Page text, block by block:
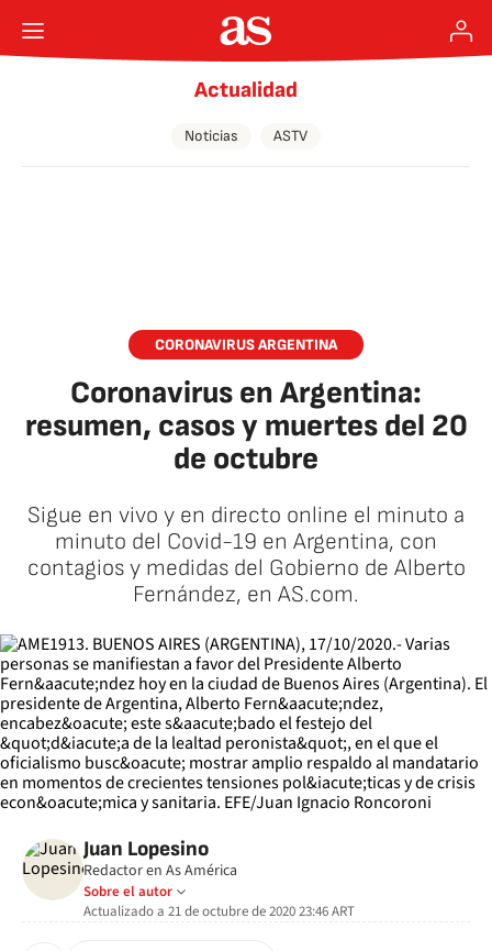
Actualidad
Noticias ASTV
CORONAVIRUS ARGENTINA
Coronavirus en Argentina:
resumen, casos y muertes del 20
de octubre
Sigue en vivo y en directo online el minuto a
minuto del Covid-19 en Argentina, con
contagios y medidas del Gobierno de Alberto
Fernández, en AS.com.
Juan Lopesino
Redactor en As América
Sobre el autor
Actualizado a 21 de octubre de 2020 23:46ART